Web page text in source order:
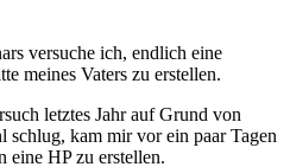
versuche ich, endlich eine
meines Vaters zu erstellen.
letztes Jahr auf Grund von
schlug, kam mir vor ein paar Tagen
eine HP zu erstellen.